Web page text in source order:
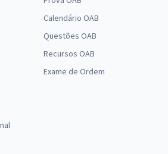
Calendário OAB
Questões OAB
Recursos OAB
Exame de Ordem